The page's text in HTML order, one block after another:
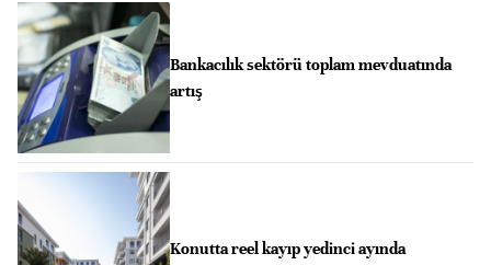
Bankacılık sektörü toplam mevduatında
artış
Konutta reel kayıp yedinci ayında